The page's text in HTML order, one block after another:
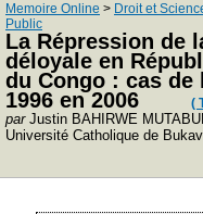
Memoire Online > Droit et
Public
La Répression de
déloyale en
du Congo : cas de
1996 en 2006
(
parJustin BAHIRWE
Université Catholique de